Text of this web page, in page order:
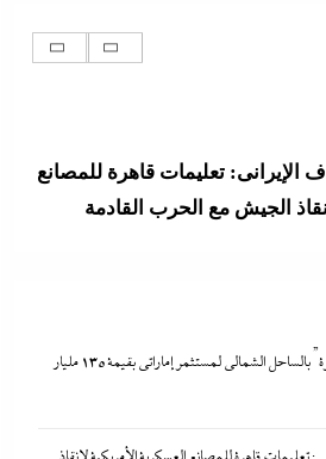
الجيش مع الحرب القادمة
يفجرها وسط الصمت المصري:
تتحول”اتفاقية مكة” لناتو
إيران تعرض “صفقة مضيق”
مباشرة في صراع هرمز
مصر تتجه لإسناد تطوير “الجفيرة” بالساحل الشمالي لمستثمر إماراتي بقيمة 135 مليار